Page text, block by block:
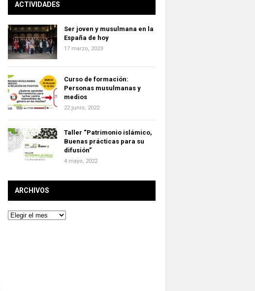
ACTIVIDADES
Ser joven y musulmana en la
España de hoy
17 marzo, 2023
Curso de formación:
Personas musulmanas y
medios
22 junio, 2022
Taller “Patrimonio islámico,
Buenas prácticas para su
difusión”
4 mayo, 2022
ARCHIVOS
Archivos